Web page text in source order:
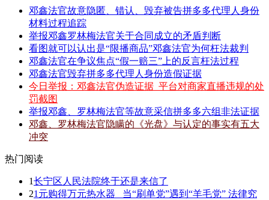
邓鑫法官故意隐匿、错认、毁弃被告拼多多代理人身份
材料过程追踪
举报邓鑫罗林梅法官关于合同成立的矛盾判断
看图就可以认出是“限播商品”邓鑫法官为何枉法裁判
邓鑫法官在争议焦点“假一赔三”上的反言枉法过程
邓鑫法官毁弃拼多多代理人身份造假证据
今日举报：邓鑫法官伪造证据_平台对商家直播违规的处
罚截图
举报邓鑫、罗林梅法官等故意采信拼多多六组非法证据
邓鑫、罗林梅法官隐瞒的《光盘》与认定的事实有五大
冲突
热门阅读
1长宁区人民法院终于还是来信了
21元购得万元热水器 _当“刷单党”遇到“羊毛党” 法律究